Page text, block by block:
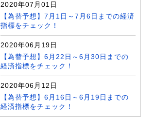
2020年07月01日
【為替予想】7月1日～7月6日までの経済
指標をチェック！
2020年06月19日
【為替予想】6月22日～6月30日までの
経済指標をチェック！
2020年06月12日
【為替予想】6月16日～6月19日までの
経済指標をチェック！